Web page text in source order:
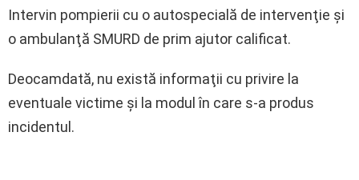
Intervin pompierii cu o autospecială de intervenţie şi
o ambulanţă SMURD de prim ajutor calificat.
Deocamdată, nu există informaţii cu privire la
eventuale victime şi la modul în care s-a produs
incidentul.